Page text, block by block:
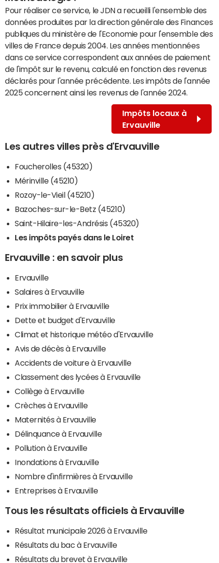
Pour réaliser ce service, le JDN a recueilli l'ensemble des
données produites par la direction générale des Finances
publiques du ministère de l'Economie pour l'ensemble des
villes de France depuis 2004. Les années mentionnées
dans ce service correspondent aux années de paiement
de l'impôt sur le revenu, calculé en fonction des revenus
déclarés pour l'année précédente. Les impôts de l'année
2025 concernent ainsi les revenus de l'année 2024.
Impôts locaux à
Ervauville
Les autres villes près d'Ervauville
Foucherolles (45320)
Mérinville (45210)
Rozoy-le-Vieil (45210)
Bazoches-sur-le-Betz (45210)
Saint-Hilaire-les-Andrésis (45320)
Les impôts payés dans le Loiret
Ervauville : en savoir plus
Ervauville
Salaires à Ervauville
Prix immobilier à Ervauville
Dette et budget d'Ervauville
Climat et historique météo d'Ervauville
Avis de décès à Ervauville
Accidents de voiture à Ervauville
Classement des lycées à Ervauville
Collège à Ervauville
Crèches à Ervauville
Maternités à Ervauville
Délinquance à Ervauville
Pollution à Ervauville
Inondations à Ervauville
Nombre d'infirmières à Ervauville
Entreprises à Ervauville
Tous les résultats officiels à Ervauville
Résultat municipale 2026 à Ervauville
Résultats du bac à Ervauville
Résultats du brevet à Ervauville